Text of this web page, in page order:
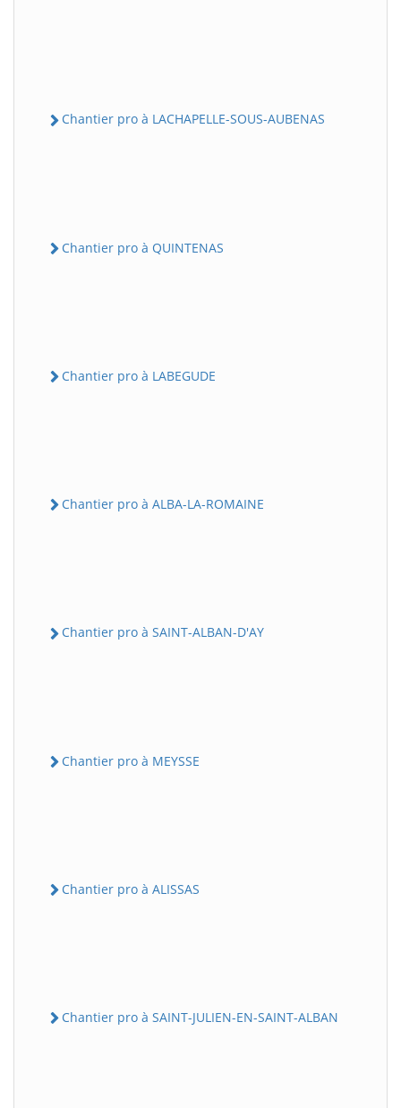
Chantier pro à LACHAPELLE-SOUS-AUBENAS
Chantier pro à QUINTENAS
Chantier pro à LABEGUDE
Chantier pro à ALBA-LA-ROMAINE
Chantier pro à SAINT-ALBAN-D'AY
Chantier pro à MEYSSE
Chantier pro à ALISSAS
Chantier pro à SAINT-JULIEN-EN-SAINT-ALBAN